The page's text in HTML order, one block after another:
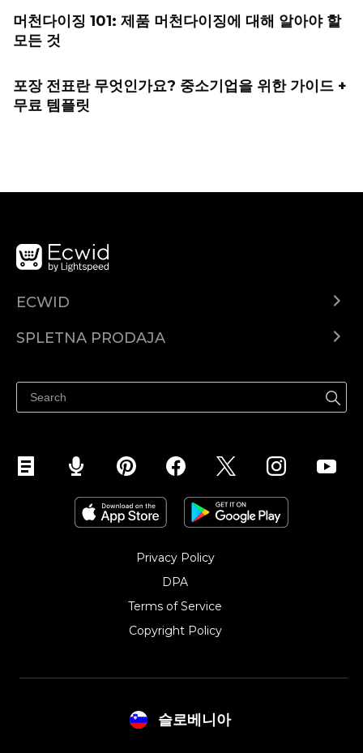
머천다이징 101: 제품 머천다이징에 대해 알아야 할
모든 것
포장 전표란 무엇인가요? 중소기업을 위한 가이드 +
무료 템플릿
ECWID
SPLETNA PRODAJA
Prodaja na Instagramu
Privacy Policy
DPA
Terms of Service
Copyright Policy‎
슬로베니아